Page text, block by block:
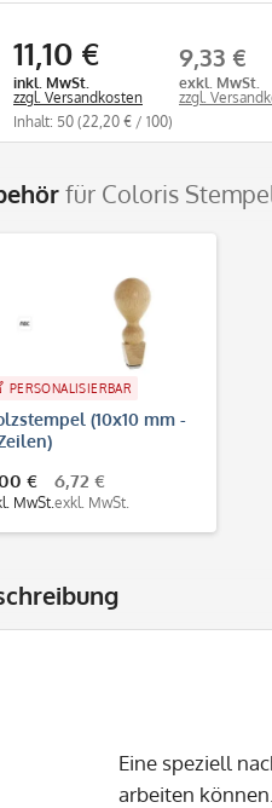
11,10 €
inkl. MwSt.
zzgl. Versandkosten
9,33 €
exkl. MwSt.
zzgl.
Inhalt: 50 (22,20 € / 100)
für Coloris
PERSONALISIERBAR
(10x10 mm -
€
MwSt.
6,72 €
exkl. MwSt.
Eine speziell
arbeiten